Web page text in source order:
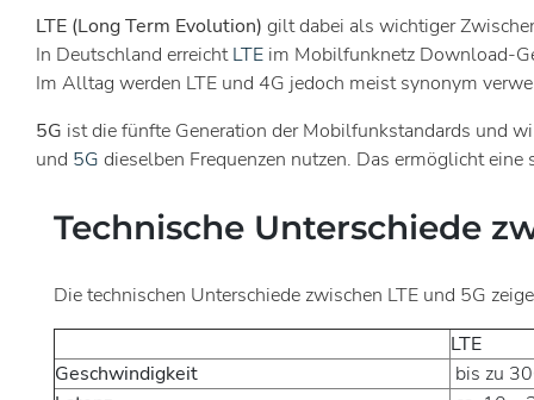
LTE (Long Term Evolution) gilt dabei als wichtiger
In Deutschland erreichtLTE im Mobilfunknetz Download-
Im Alltag werden LTE und 4G jedoch meist synonym
5G ist die fünfte Generation der Mobilfunkstandards und
und 5G dieselben Frequenzen nutzen. Das ermöglicht
Technische Unterschiede
Die technischen Unterschiede zwischen LTE und 5G
LTE
Geschwindigkeit
bis zu